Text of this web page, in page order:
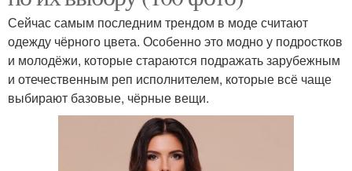
Сейчас самым последним трендом в моде считают
одежду чёрного цвета. Особенно это модно у подростков
и молодёжи, которые стараются подражать зарубежным
и отечественным реп исполнителем, которые всё чаще
выбирают базовые, чёрные вещи.